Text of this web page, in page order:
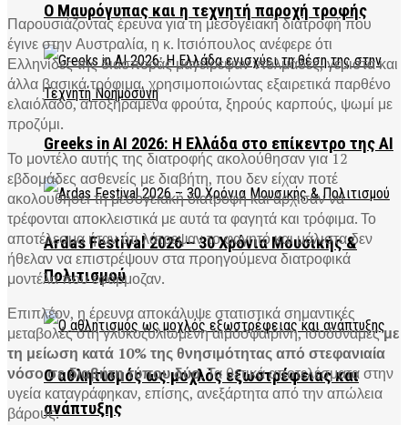
Ο Μαυρόγυπας και η τεχνητή παροχή τροφής
Greeks in AI 2026: Η Ελλάδα στο επίκεντρο της AI
Ardas Festival 2026 – 30 Χρόνια Μουσικής &
Πολιτισμού
Ο αθλητισμός ως μοχλός εξωστρέφειας και
ανάπτυξης
Παρουσιάζοντας έρευνα για τη μεσογειακή διατροφή που
έγινε στην Αυστραλία, η κ. Ιτσιόπουλος ανέφερε ότι
Ελληνίδες της διασποράς μαγείρεψαν ντολμάδες, γεμιστά και
άλλα βασικά τρόφιμα, χρησιμοποιώντας εξαιρετικά παρθένο
ελαιόλαδο, αποξηραμένα φρούτα, ξηρούς καρπούς, ψωμί με
προζύμι.
Το μοντέλο αυτής της διατροφής ακολούθησαν για 12
εβδομάδες ασθενείς με διαβήτη, που δεν είχαν ποτέ
ακολουθήσει τη μεσογειακή διατροφή και άρχισαν να
τρέφονται αποκλειστικά με αυτά τα φαγητά και τρόφιμα. Το
αποτέλεσμα ήταν ότι λάτρεψαν το φαγητό και μάλιστα δεν
ήθελαν να επιστρέψουν στα προηγούμενα διατροφικά
μοντέλα που εφάρμοζαν.
Επιπλέον, η έρευνα αποκάλυψε στατιστικά σημαντικές
μεταβολές στη γλυκοζυλιωμένη αιμοσφαιρίνη, ισοδύναμεςμε
τη μείωση κατά 10% της θνησιμότητας από στεφανιαία
νόσο σε διαβήτη τύπου δύο. Τα θετικά αποτελέσματα στην
υγεία καταγράφηκαν, επίσης, ανεξάρτητα από την απώλεια
βάρους.